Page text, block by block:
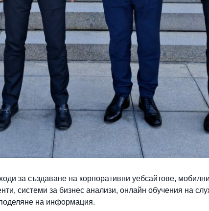
за създаване на корпоративни уебсайтове,
системи за бизнес анализи, онлайн обучения на
на информация.